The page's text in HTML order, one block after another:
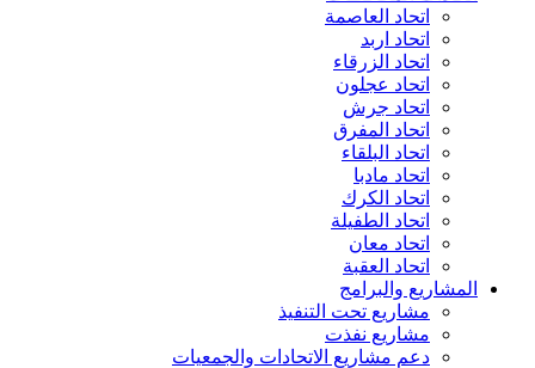
اتحاد العاصمة
اتحاد اربد
اتحاد الزرقاء
اتحاد عجلون
اتحاد جرش
اتحاد المفرق
اتحاد البلقاء
اتحاد مادبا
اتحاد الكرك
اتحاد الطفيلة
اتحاد معان
اتحاد العقبة
المشاريع والبرامج
مشاريع تحت التنفيذ
مشاريع نفذت
دعم مشاريع الاتحادات والجمعيات